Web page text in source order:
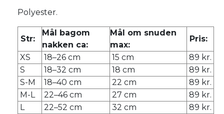
Polyester.
Str:
Mål bagom
nakken ca:
Mål om snuden
max:
Pris:
XS
18–26 cm 15 cm
89 kr.
S
18–32 cm 18 cm
89 kr.
S-M
18–40 cm 22 cm
89 kr.
M-L
22–46 cm 27 cm
89 kr.
L
22–52 cm 32 cm
89 kr.